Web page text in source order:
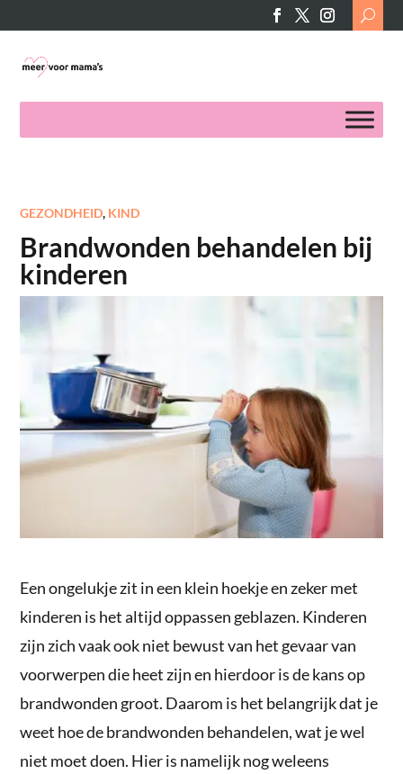
Search
for:
GEZONDHEID, KIND
Brandwonden behandelen bij
kinderen
Een ongelukje zit in een klein hoekje en zeker met
kinderen is het altijd oppassen geblazen. Kinderen
zijn zich vaak ook niet bewust van het gevaar van
voorwerpen die heet zijn en hierdoor is de kans op
brandwonden groot. Daarom is het belangrijk dat je
weet hoe de brandwonden behandelen, wat je wel
niet moet doen. Hier is namelijk nog weleens